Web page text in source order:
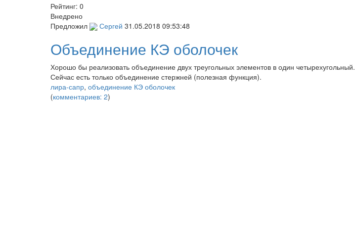
Рейтинг: 0
Внедрено
Предложил
Сергей 31.05.2018 09:53:48
Объединение КЭ оболочек
Хорошо бы реализовать объединение двух треугольных элементов в один четырехугольный.
Сейчас есть только объединение стержней (полезная функция).
лира-сапр, объединение КЭ оболочек
(комментариев: 2)